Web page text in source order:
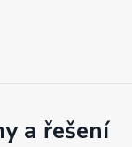
a řešení